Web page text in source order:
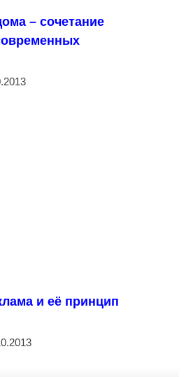
– сочетание
и её принцип